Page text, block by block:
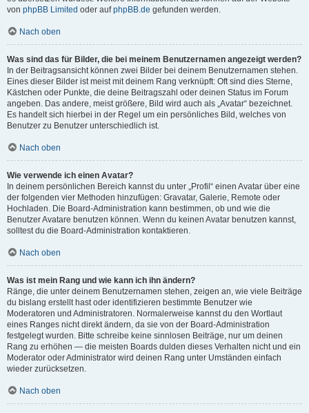
von phpBB Limited oder aufphpBB.de gefunden werden.
Nach oben
Was sind das für Bilder, die bei meinem Benutzernamen angezeigt werden?
In der Beitragsansicht können zwei Bilder bei deinem Benutzernamen stehen.
Eines dieser Bilder ist meist mit deinem Rang verknüpft: Oft sind dies Sterne,
Kästchen oder Punkte, die deine Beitragszahl oder deinen Status im Forum
angeben. Das andere, meist größere, Bild wird auch als „Avatar“ bezeichnet.
Es handelt sich hierbei in der Regel um ein persönliches Bild, welches von
Benutzer zu Benutzer unterschiedlich ist.
Nach oben
Wie verwende ich einen Avatar?
In deinem persönlichen Bereich kannst du unter „Profil“ einen Avatar über eine
der folgenden vier Methoden hinzufügen: Gravatar, Galerie, Remote oder
Hochladen. Die Board-Administration kann bestimmen, ob und wie die
Benutzer Avatare benutzen können. Wenn du keinen Avatar benutzen kannst,
solltest du die Board-Administration kontaktieren.
Nach oben
Was ist mein Rang und wie kann ich ihn ändern?
Ränge, die unter deinem Benutzernamen stehen, zeigen an, wie viele Beiträge
du bislang erstellt hast oder identifizieren bestimmte Benutzer wie
Moderatoren und Administratoren. Normalerweise kannst du den Wortlaut
eines Ranges nicht direkt ändern, da sie von der Board-Administration
festgelegt wurden. Bitte schreibe keine sinnlosen Beiträge, nur um deinen
Rang zu erhöhen — die meisten Boards dulden dieses Verhalten nicht und ein
Moderator oder Administrator wird deinen Rang unter Umständen einfach
wieder zurücksetzen.
Nach oben